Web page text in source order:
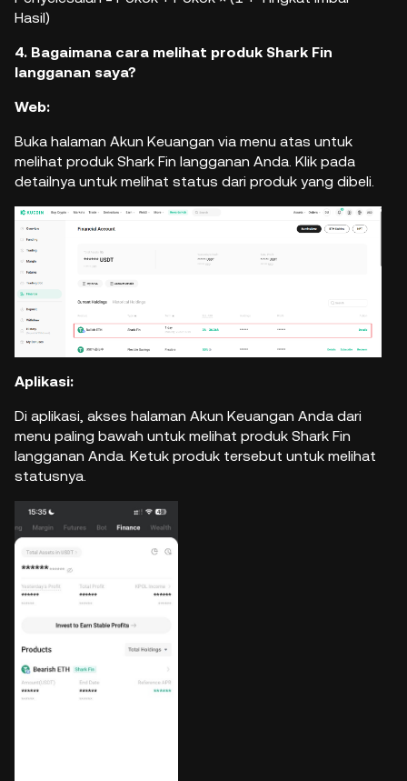
Hasil)
4. Bagaimana cara melihat produk Shark Fin
langganan saya?
Web:
Buka halaman Akun Keuangan via menu atas untuk
melihat produk Shark Fin langganan Anda. Klik pada
detailnya untuk melihat status dari produk yang dibeli.
Aplikasi:
Di aplikasi, akses halaman Akun Keuangan Anda dari
menu paling bawah untuk melihat produk Shark Fin
langganan Anda. Ketuk produk tersebut untuk melihat
statusnya.